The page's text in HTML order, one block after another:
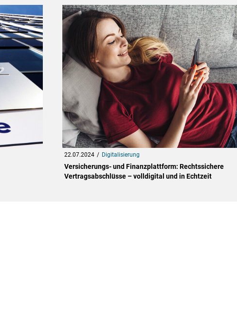
22.07.2024 Digitalisierung
Versicherungs- und Finanzplattform: Rechtssichere
Vertragsabschlüsse – volldigital und in Echtzeit